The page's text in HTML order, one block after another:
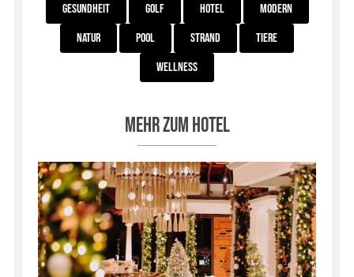
Gesundheit Golf Hotel
Modern
Natur
Pool Strand
Tiere
Wellness
Mehr zum Hotel